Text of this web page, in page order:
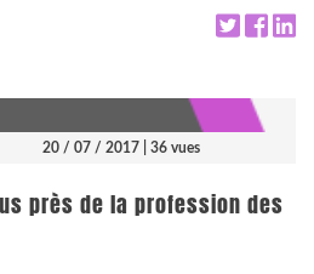
20 / 07 / 2017 | 36 vues
près de la profession des